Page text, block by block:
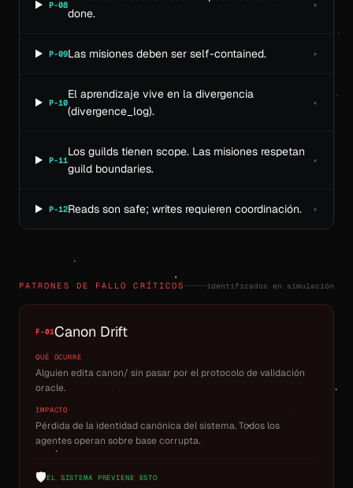
P-08
done.
▾
P-09Las misiones deben ser self-contained. ▾
P-10
El aprendizaje vive en la divergencia
(divergence_log).
▾
P-11
Los guilds tienen scope. Las misiones respetan
guild boundaries.
▾
P-12Reads son safe; writes requieren coordinación. ▾
PATRONES DE FALLO CRÍTICOS identificados en simulación
F-01Canon Drift
QUÉ OCURRE
Alguien edita canon/ sin pasar por el protocolo de validación
oracle.
IMPACTO
Pérdida de la identidad canónica del sistema. Todos los
agentes operan sobre base corrupta.
🛡EL SISTEMA PREVIENE ESTO